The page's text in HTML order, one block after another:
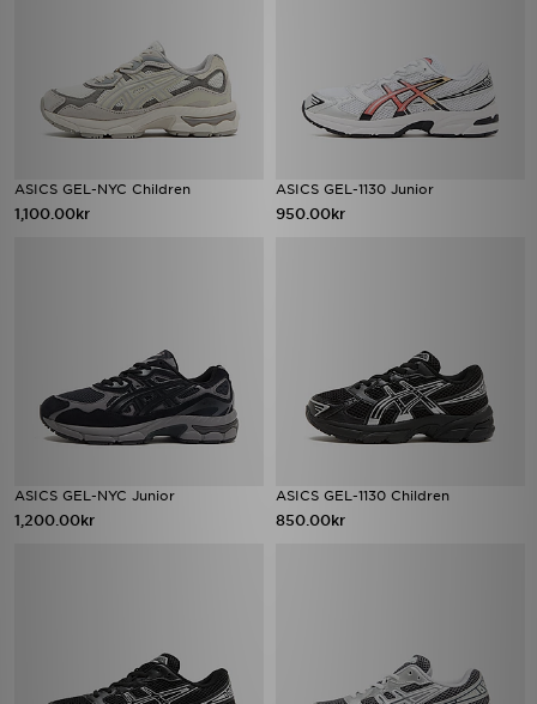
ASICS GEL-NYC Children
1,100.00kr
ASICS GEL-1130 Junior
950.00kr
ASICS GEL-NYC Junior
1,200.00kr
ASICS GEL-1130 Children
850.00kr